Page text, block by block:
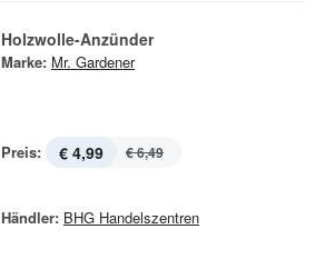
Holzwolle-Anzünder
Marke: Mr. Gardener
Preis: € 4,99 € 6,49
Händler: BHG Handelszentren